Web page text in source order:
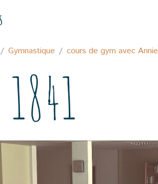
Gymnastique cours de gym avec Annie